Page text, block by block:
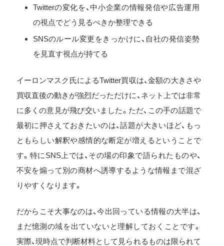
Twitterの変化を、中小企業の情報発信や広告運用
の視点でどう見るべきか整理できる
SNSのルール変更をきっかけに、自社の発信姿勢
を見直す視点が持てる
イーロンマスク氏によるTwitter買収は、金額の大きさや
買収直後の動きが強烈だっただけに、ネット上では非常
に多くの意見が飛び交いました。ただ、この手の話題で
最初に押さえておきたいのは、話題が大きいほど、もっ
ともらしい解釈や感情的な断定が増えるということで
す。特にSNS上では、その場の印象で語られたものや、
不安を煽って別の商材へ誘導するような情報まで混ざ
りやすくなります。
だからこそ大事なのは、今出回っている情報の大半は、
まだ憶測の域を出ていないと理解しておくことです。
実際、現時点で判断材料として見られるものは限られて